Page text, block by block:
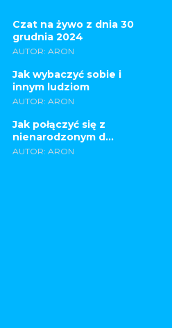
Czat na żywo z dnia 30
grudnia 2024
AUTOR: ARON
Jak wybaczyć sobie i
innym ludziom
AUTOR: ARON
Jak połączyć się z
nienarodzonym d...
AUTOR: ARON